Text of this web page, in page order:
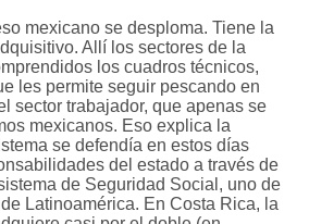
mexicano se desploma. Tiene la
Allí los sectores de la
los cuadros técnicos,
les permite seguir pescando en
sector trabajador, que apenas se
mexicanos. Eso explica la
se defendía en estos días
del estado a través de
de Seguridad Social, uno de
Latinoamérica. En Costa Rica, la